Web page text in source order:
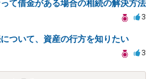
て借金がある場合の相続の解決方法
3
ついて、資産の行方を知りたい
3